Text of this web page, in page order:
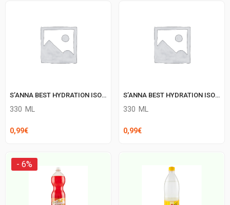
S’ANNA BEST HYDRATION ISOTONIC FR.BOSCO
330 ML
0,99€
S’ANNA BEST HYDRATION ISOTONIC LIMONE
330 ML
0,99€
- 6%